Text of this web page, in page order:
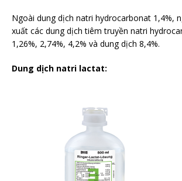
Ngoài dung dịch natri hydrocarbonat 1,4%,
xuất các dung dịch tiêm truyền natri
1,26%, 2,74%, 4,2% và dung dịch 8,4%.
Dung dịch natri lactat: